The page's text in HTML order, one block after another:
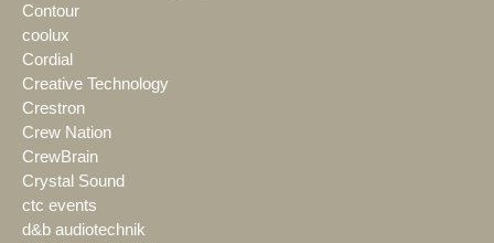
Contour
coolux
Cordial
Creative Technology
Crestron
Crew Nation
CrewBrain
Crystal Sound
ctc events
d&b audiotechnik